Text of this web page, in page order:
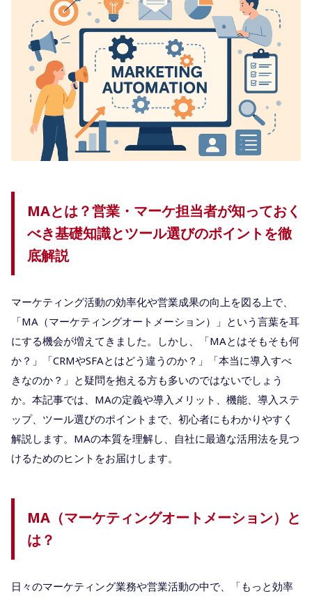
MAとは？営業・マーケ担当者が知っておく
べき基礎知識とツール選びのポイントを徹
底解説
マーケティング活動の効率化や営業成果の向上を図る上で、
「MA（マーケティングオートメーション）」という言葉を耳
にする機会が増えてきました。しかし、「MAとはそもそも何
か？」「CRMやSFAとはどう違うのか？」「本当に導入すべ
きなのか？」と疑問を抱える方も多いのではないでしょう
か。本記事では、MAの定義や導入メリット、機能、導入ステ
ップ、ツール選びのポイントまで、初心者にもわかりやすく
解説します。MAの本質を理解し、自社に最適な活用法を見つ
けるためのヒントをお届けします。
MA（マーケティングオートメーション）と
は？
日々のマーケティング業務や営業活動の中で、「もっと効率